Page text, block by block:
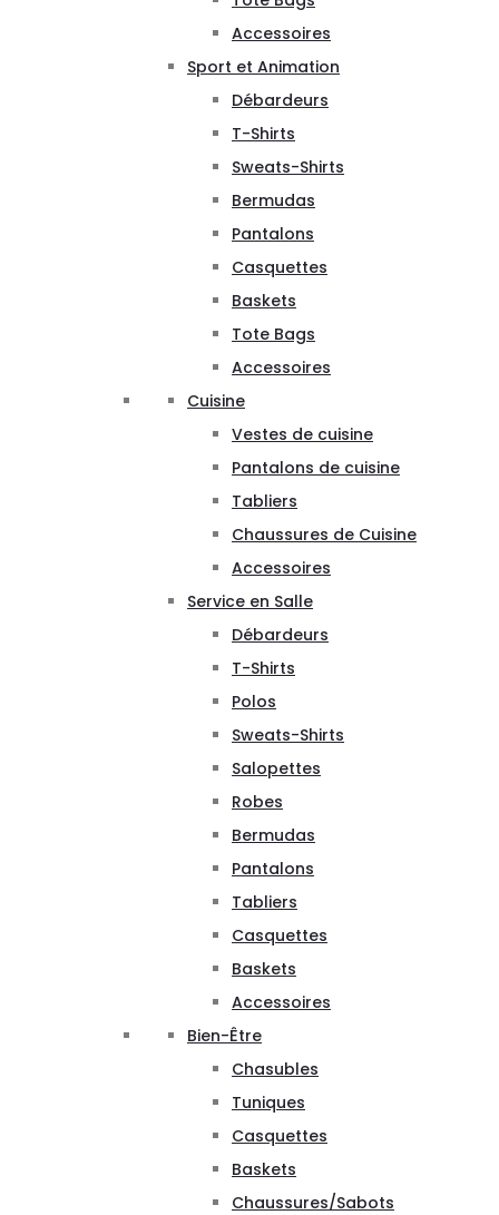
Accessoires
Sport et Animation
Débardeurs
T-Shirts
Sweats-Shirts
Bermudas
Pantalons
Casquettes
Baskets
Tote Bags
Accessoires
Cuisine
Vestes de cuisine
Pantalons de cuisine
Tabliers
Chaussures de Cuisine
Accessoires
Service en Salle
Débardeurs
T-Shirts
Polos
Sweats-Shirts
Salopettes
Robes
Bermudas
Pantalons
Tabliers
Casquettes
Baskets
Accessoires
Bien-Être
Chasubles
Tuniques
Casquettes
Baskets
Chaussures/Sabots